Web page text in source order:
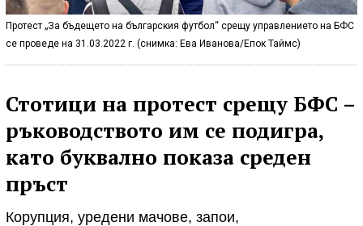
Протест „За бъдещето на българския футбол“ срещу управлението на БФС
се проведе на 31.03.2022 г. (снимка: Ева Иванова/Епок Таймс)
Стотици на протест срещу БФС –
ръководството им се подигра,
като буквално показа среден
пръст
Корупция, уредени мачове, запои,